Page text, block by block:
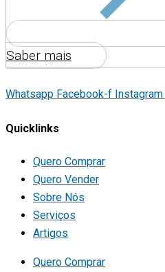
Saber mais
Whatsapp Facebook-f Instagram
Quicklinks
Quero Comprar
Quero Vender
Sobre Nós
Serviços
Artigos
Quero Comprar